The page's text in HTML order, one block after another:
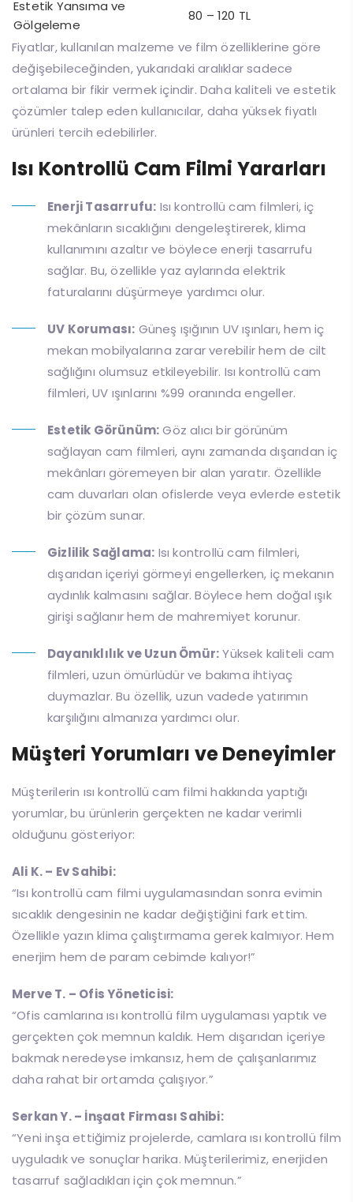
Estetik Yansıma ve
Gölgeleme
80 – 120 TL
Fiyatlar, kullanılan malzeme ve film özelliklerine göre
değişebileceğinden, yukarıdaki aralıklar sadece
ortalama bir fikir vermek içindir. Daha kaliteli ve estetik
çözümler talep eden kullanıcılar, daha yüksek fiyatlı
ürünleri tercih edebilirler.
Isı Kontrollü Cam Filmi Yararları
Enerji Tasarrufu: Isı kontrollü cam filmleri, iç
mekânların sıcaklığını dengeleştirerek, klima
kullanımını azaltır ve böylece enerji tasarrufu
sağlar. Bu, özellikle yaz aylarında elektrik
faturalarını düşürmeye yardımcı olur.
UV Koruması: Güneş ışığının UV ışınları, hem iç
mekan mobilyalarına zarar verebilir hem de cilt
sağlığını olumsuz etkileyebilir. Isı kontrollü cam
filmleri, UV ışınlarını %99 oranında engeller.
Estetik Görünüm:Göz alıcı bir görünüm
sağlayan cam filmleri, aynı zamanda dışarıdan iç
mekânları göremeyen bir alan yaratır. Özellikle
cam duvarları olan ofislerde veya evlerde estetik
bir çözüm sunar.
Gizlilik Sağlama: Isı kontrollü cam filmleri,
dışarıdan içeriyi görmeyi engellerken, iç mekanın
aydınlık kalmasını sağlar. Böylece hem doğal ışık
girişi sağlanır hem de mahremiyet korunur.
Dayanıklılık ve Uzun Ömür:Yüksek kaliteli cam
filmleri, uzun ömürlüdür ve bakıma ihtiyaç
duymazlar. Bu özellik, uzun vadede yatırımın
karşılığını almanıza yardımcı olur.
Müşteri Yorumları ve Deneyimler
Müşterilerin ısı kontrollü cam filmi hakkında yaptığı
yorumlar, bu ürünlerin gerçekten ne kadar verimli
olduğunu gösteriyor:
Ali K. – Ev Sahibi:
“Isı kontrollü cam filmi uygulamasından sonra evimin
sıcaklık dengesinin ne kadar değiştiğini fark ettim.
Özellikle yazın klima çalıştırmama gerek kalmıyor. Hem
enerjim hem de param cebimde kalıyor!”
Merve T. – Ofis Yöneticisi:
“Ofis camlarına ısı kontrollü film uygulaması yaptık ve
gerçekten çok memnun kaldık. Hem dışarıdan içeriye
bakmak neredeyse imkansız, hem de çalışanlarımız
daha rahat bir ortamda çalışıyor.”
Serkan Y. – İnşaat Firması Sahibi:
“Yeni inşa ettiğimiz projelerde, camlara ısı kontrollü film
uyguladık ve sonuçlar harika. Müşterilerimiz, enerjiden
tasarruf sağladıkları için çok memnun.”